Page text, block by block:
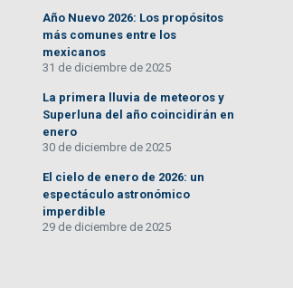
Año Nuevo 2026: Los propósitos
más comunes entre los
mexicanos
31 de diciembre de 2025
La primera lluvia de meteoros y
Superluna del año coincidirán en
enero
30 de diciembre de 2025
El cielo de enero de 2026: un
espectáculo astronómico
imperdible
29 de diciembre de 2025